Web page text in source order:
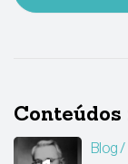
Blog